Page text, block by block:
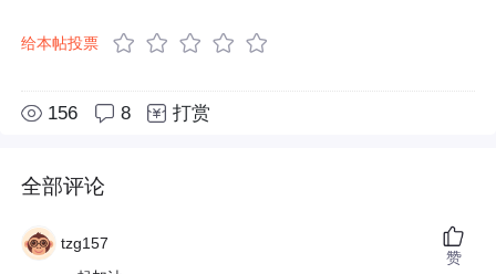
给本帖投票
156 8 打赏
全部评论
tzg157
赞